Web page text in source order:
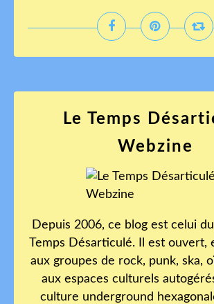
Le Temps
Webzine
Depuis 2006, ce blog est celui
Temps Désarticulé. Il est ouvert,
aux groupes de rock, punk, ska,
aux espaces culturels
culture underground